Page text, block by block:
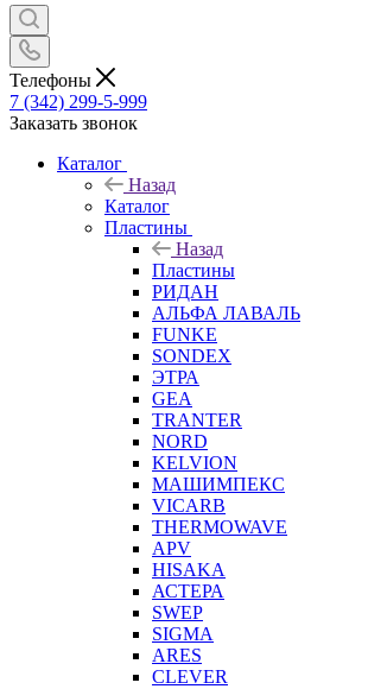
Телефоны
7 (342) 299-5-999
Заказать звонок
Каталог
Назад
Каталог
Пластины
Назад
Пластины
РИДАН
АЛЬФА ЛАВАЛЬ
FUNKE
SONDEX
ЭТРА
GEA
TRANTER
NORD
KELVION
МАШИМПЕКС
VICARB
THERMOWAVE
APV
HISAKA
АСТЕРА
SWEP
SIGMA
ARES
CLEVER